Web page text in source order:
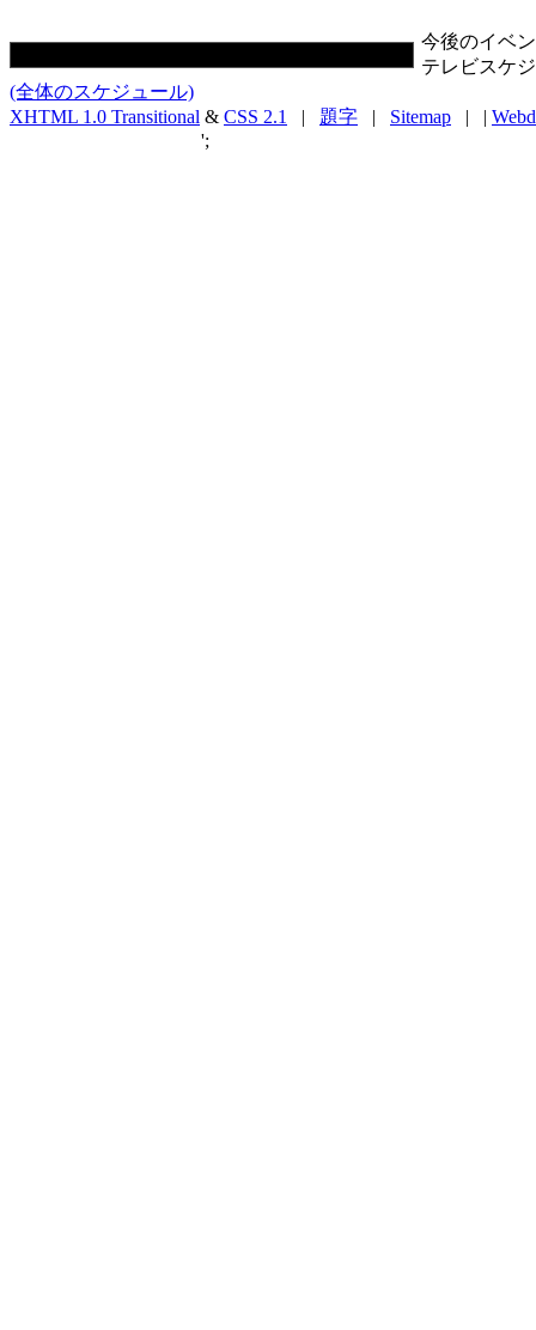
今後のイベ
テレビスケ
(全体のスケジュール)
XHTML 1.0 Transitional & CSS 2.1 | 題字 | Sitemap | |
';